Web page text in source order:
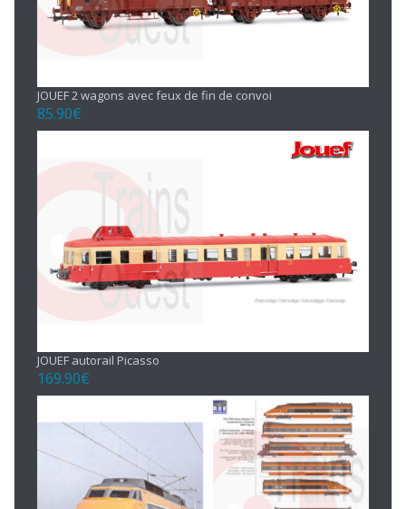
JOUEF 2 wagons avec feux de fin de convoi
85.90€
JOUEF autorail Picasso
169.90€